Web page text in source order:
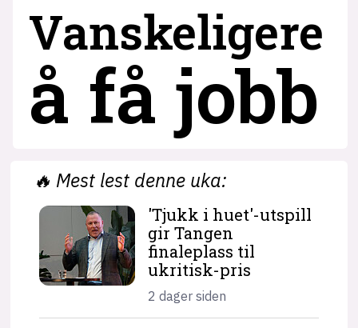
Vanskeligere
å få jobb
🔥 Mest lest denne uka:
'Tjukk i huet'-utspill
gir Tangen
finaleplass til
ukritisk-pris
2 dager siden